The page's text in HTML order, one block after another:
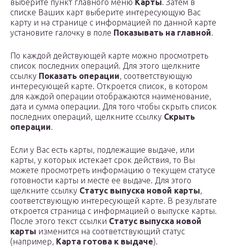
выберите пункт главного меню Карты. Затем в
списке Ваших карт выберите интересующую Вас
карту и на странице c информацией по данной карте
установите галочку в поле Показывать на главной.
По каждой действующей карте можно просмотреть
список последних операций. Для этого щелкните
ссылку Показать операции, соответствующую
интересующей карте. Откроется список, в котором
для каждой операции отображаются наименование,
дата и сумма операции. Для того чтобы скрыть список
последних операций, щелкните ссылку Скрыть
операции.
Если у Вас есть карты, подлежащие выдаче, или
карты, у которых истекает срок действия, то Вы
можете просмотреть информацию о текущем статусе
готовности карты и месте ее выдаче. Для этого
щелкните ссылку Статус выпуска новой карты,
соответствующую интересующей карте. В результате
откроется страница с информацией о выпуске карты.
После этого текст ссылки Статус выпуска новой
карты изменится на соответствующий статус
(например, Карта готова к выдаче).